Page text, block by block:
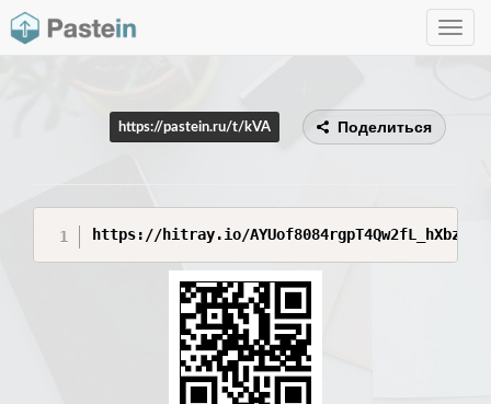
Toggle
https://pastein.ru/t/kVA Поделиться
https://hitray.io/